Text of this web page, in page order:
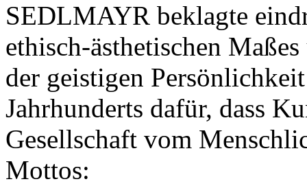
SEDLMAYR beklagte
ethisch-ästhetischen
der geistigen
Jahrhunderts dafür, dass
Gesellschaft vom
Mottos: